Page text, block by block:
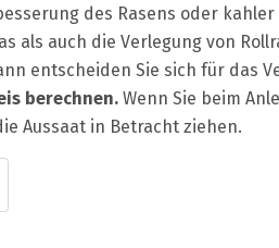
des Rasens oder kahler
als auch die Verlegung von
entscheiden Sie sich für das
berechnen. Wenn Sie beim
Aussaat in Betracht ziehen.